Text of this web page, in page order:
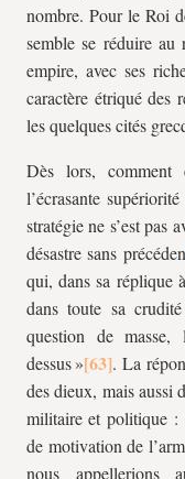
nombre. Pour le Roi
semble se réduire au
empire, avec ses
caractère étriqué des
les quelques cités
Dès lors, comment
l’écrasante
stratégie ne s’est pas
désastre sans
qui, dans sa réplique
dans toute sa
question de
dessus »
. La
des dieux, mais aussi
militaire et politique :
de motivation de
nous appellerions